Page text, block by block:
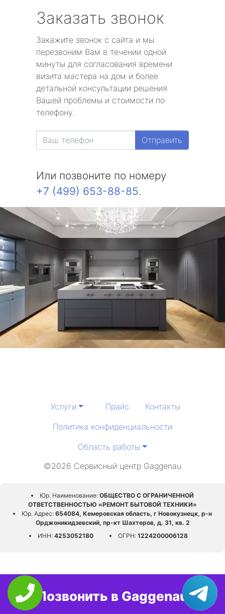
Заказать звонок
Закажите звонок с сайта и мы
перезвоним Вам в течении одной
минуты для согласования времени
визита мастера на дом и более
детальной консультации решения
Вашей проблемы и стоимости по
телефону.
Отправить
Или позвоните по номеру
+7 (499) 653-88-85.
Услуги Прайс
Контакты
Политика конфиденциальности
Область работы
©2026 Сервисный центр Gaggenau
Юр. Наименование: ОБЩЕСТВО С ОГРАНИЧЕННОЙ
ОТВЕТСТВЕННОСТЬЮ «РЕМОНТ БЫТОВОЙ ТЕХНИКИ»
Юр. Адрес: 654084, Кемеровская область, г Новокузнецк, р-н
Орджоникидзевский, пр-кт Шахтеров, д. 31, кв. 2
ИНН: 4253052180 ОГРН: 1224200006128
Позвонить в Gaggenau